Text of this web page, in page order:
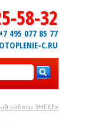
58-32
+7 495 077 85 77
C.RU
кабель ЭНГКЕх